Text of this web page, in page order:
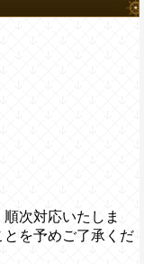
次対応いたしま
を予めご了承くだ